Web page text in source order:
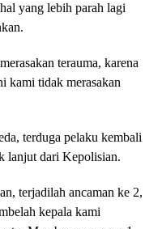
yang lebih parah lagi
terauma, karena
kami tidak merasakan
terduga pelaku kembali
lanjut dari Kepolisian.
terjadilah ancaman ke 2,
kepala kami